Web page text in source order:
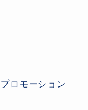
ロモーション